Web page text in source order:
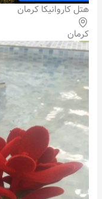
هتل کاروانیکا کرمان
کرمان